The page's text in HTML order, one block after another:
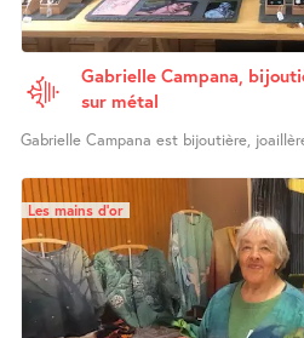
Gabrielle Campana,
sur métal
Gabrielle Campana est bijoutière,
Les mains d’or